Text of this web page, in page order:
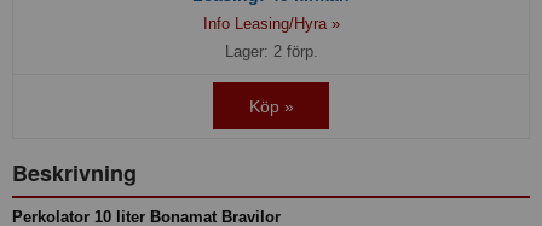
Info Leasing/Hyra »
Lager: 2 förp.
Köp »
Beskrivning
Perkolator 10 liter Bonamat Bravilor